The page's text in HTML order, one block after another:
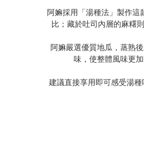
阿嫲採用「湯種法」製作
比；藏於吐司內層的麻糬
阿嫲嚴選優質地瓜，蒸熟
味，使整體風味更
建議直接享用即可感受湯